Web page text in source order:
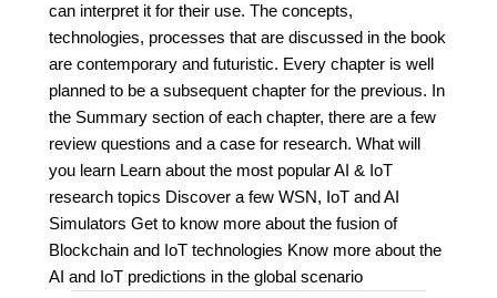
can interpret it for their use. The concepts,
technologies, processes that are discussed in the book
are contemporary and futuristic. Every chapter is well
planned to be a subsequent chapter for the previous. In
the Summary section of each chapter, there are a few
review questions and a case for research. What will
you learn Learn about the most popular AI & IoT
research topics Discover a few WSN, IoT and AI
Simulators Get to know more about the fusion of
Blockchain and IoT technologies Know more about the
AI and IoT predictions in the global scenario